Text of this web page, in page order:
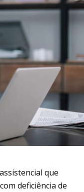
que
deficiência de